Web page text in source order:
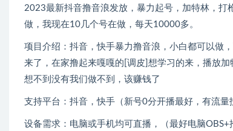
2023最新抖音撸音浪发放，暴力起号，加特林，打
做，我现在10几个号在做，每天10000多。
项目介绍：抖音，快手暴力撸音浪，小白都可以做
来了，在家撸起来嘎嘎的[调皮]想学习的来，播放
想不到没有我们做不到，该赚钱了
支持平台：抖音，快手（新号0分开播最好，有流量
设备需求：电脑或手机均可直播，（最好电脑